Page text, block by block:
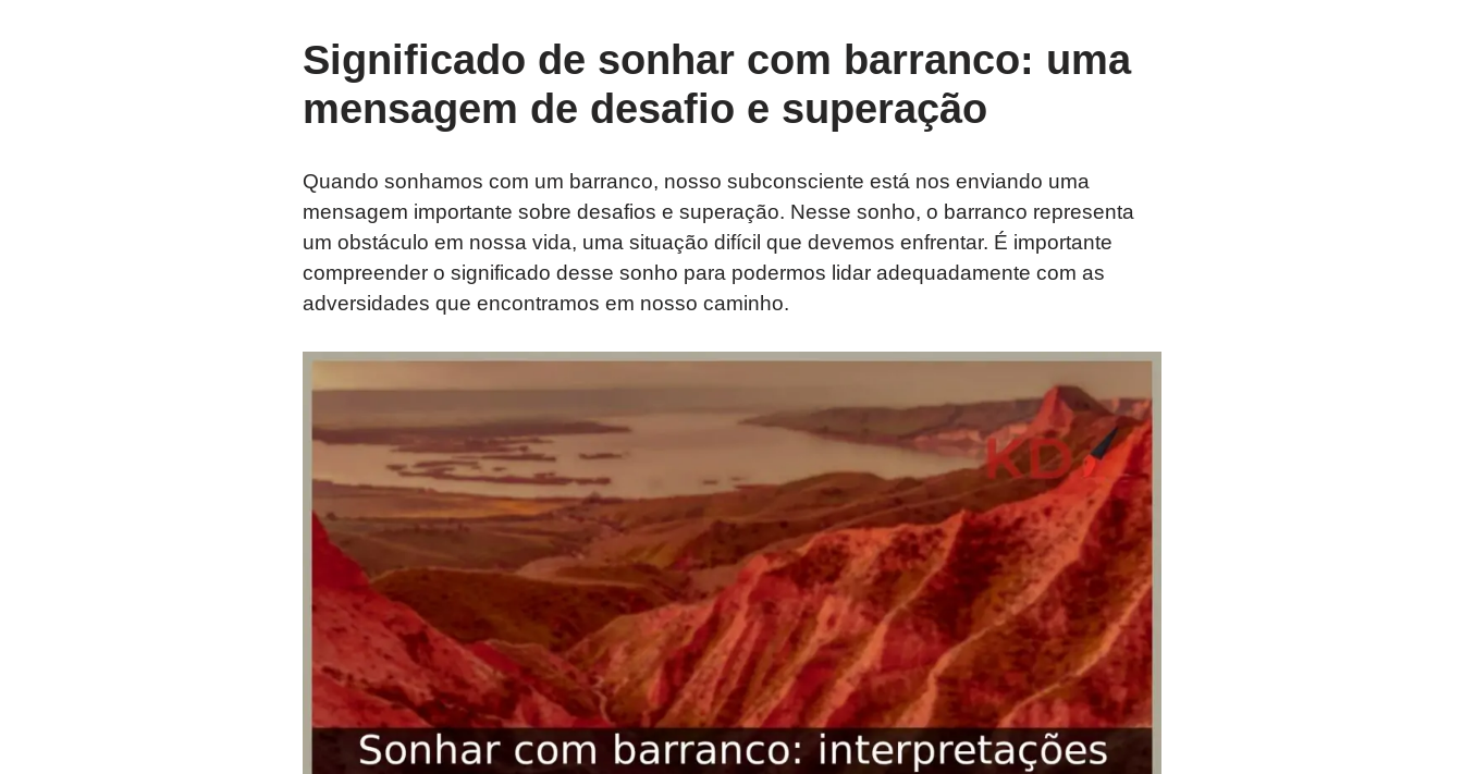
Significado de sonhar com barranco: uma
mensagem de desafio e superação
Quando sonhamos com um barranco, nosso subconsciente está nos enviando uma
mensagem importante sobre desafios e superação. Nesse sonho, o barranco representa
um obstáculo em nossa vida, uma situação difícil que devemos enfrentar. É importante
compreender o significado desse sonho para podermos lidar adequadamente com as
adversidades que encontramos em nosso caminho.